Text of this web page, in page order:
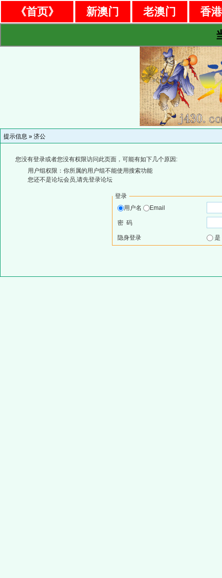
《首页》 新澳门 老澳门
香
提示信息 » 济公
您没有登录或者您没有权限访问此页面，可能有如下几个原因:
用户组权限：你所属的用户组不能使用搜索功能
您还不是论坛会员,请先登录论坛
登录
用户名
Email
密 码
隐身登录